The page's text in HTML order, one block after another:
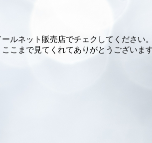
ネット販売店でチェクしてください
まで見てくれてありがとうございま